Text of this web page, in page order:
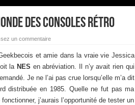
des consoles rétro
un commentaire
et amie dans la vraie vie Jessica
la NES en abréviation. Il n’y avait rien qui
Je ne l’ai pas crue lorsqu’elle m’a dit
distribuée en 1985. Quelle ne fut pas ma
j’aurais l’opportunité de tester un